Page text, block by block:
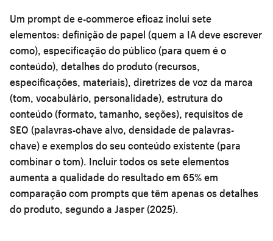
Um prompt de e-commerce eficaz inclui sete
elementos: definição de papel (quem a IA deve escrever
como), especificação do público (para quem é o
conteúdo), detalhes do produto (recursos,
especificações, materiais), diretrizes de voz da marca
(tom, vocabulário, personalidade), estrutura do
conteúdo (formato, tamanho, seções), requisitos de
SEO (palavras-chave alvo, densidade de palavras-
chave) e exemplos do seu conteúdo existente (para
combinar o tom). Incluir todos os sete elementos
aumenta a qualidade do resultado em 65% em
comparação com prompts que têm apenas os detalhes
do produto, segundo a Jasper (2025).